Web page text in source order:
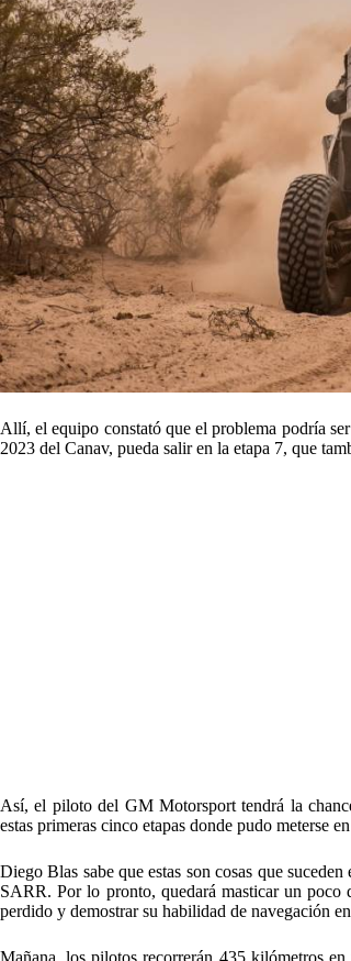
Allí, el equipo constató que el problema podría
2023 del Canav, pueda salir en la etapa 7, que
Así, el piloto del GM Motorsport tendrá la
estas primeras cinco etapas donde pudo meterse
Diego Blas sabe que estas son cosas que
SARR. Por lo pronto, quedará masticar un
perdido y demostrar su habilidad de navegación